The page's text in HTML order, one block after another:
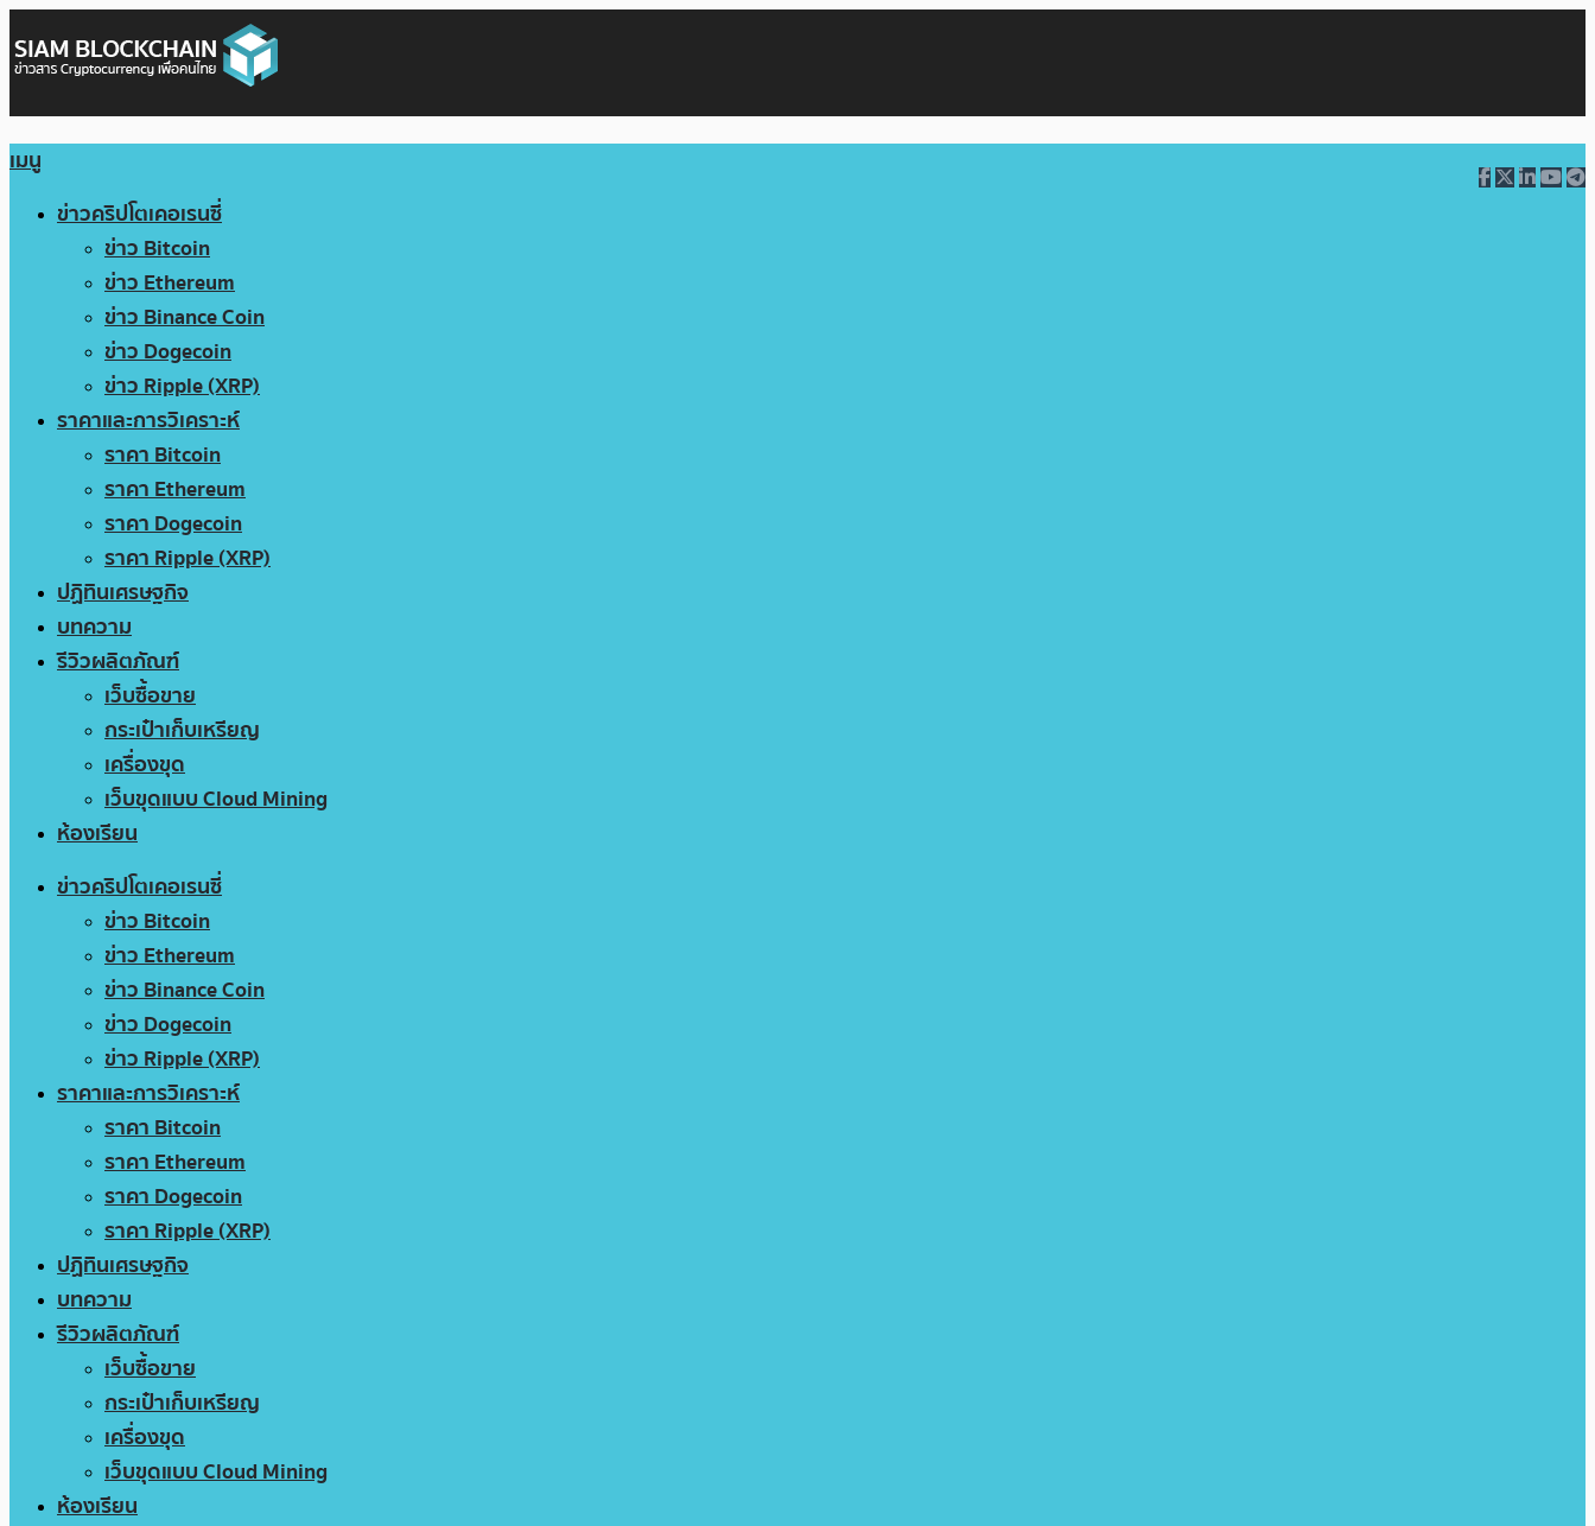
เมนู
ข่าวคริปโตเคอเรนซี่
ข่าว Bitcoin
ข่าว Ethereum
ข่าว Binance Coin
ข่าว Dogecoin
ข่าว Ripple (XRP)
ราคาและการวิเคราะห์
ราคา Bitcoin
ราคา Ethereum
ราคา Dogecoin
ราคา Ripple (XRP)
ปฏิทินเศรษฐกิจ
บทความ
รีวิวผลิตภัณฑ์
เว็บซื้อขาย
กระเป๋าเก็บเหรียญ
เครื่องขุด
เว็บขุดแบบ Cloud Mining
ห้องเรียน
ข่าวคริปโตเคอเรนซี่
ข่าว Bitcoin
ข่าว Ethereum
ข่าว Binance Coin
ข่าว Dogecoin
ข่าว Ripple (XRP)
ราคาและการวิเคราะห์
ราคา Bitcoin
ราคา Ethereum
ราคา Dogecoin
ราคา Ripple (XRP)
ปฏิทินเศรษฐกิจ
บทความ
รีวิวผลิตภัณฑ์
เว็บซื้อขาย
กระเป๋าเก็บเหรียญ
เครื่องขุด
เว็บขุดแบบ Cloud Mining
ห้องเรียน